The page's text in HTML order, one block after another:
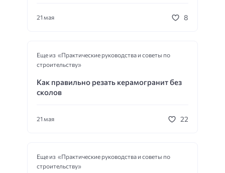
21 мая 8
Еще из «Практические руководства и советы по
строительству»
Как правильно резать керамогранит без
сколов
21 мая 22
Еще из «Практические руководства и советы по
строительству»